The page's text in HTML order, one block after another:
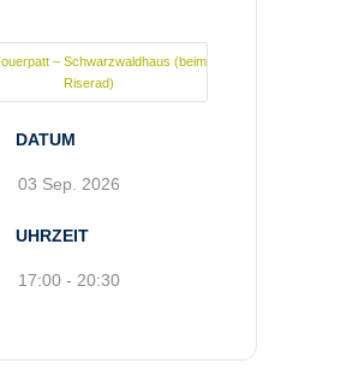
– Schwarzwaldhaus (beim
Riserad)
DATUM
03 Sep. 2026
UHRZEIT
17:00 - 20:30